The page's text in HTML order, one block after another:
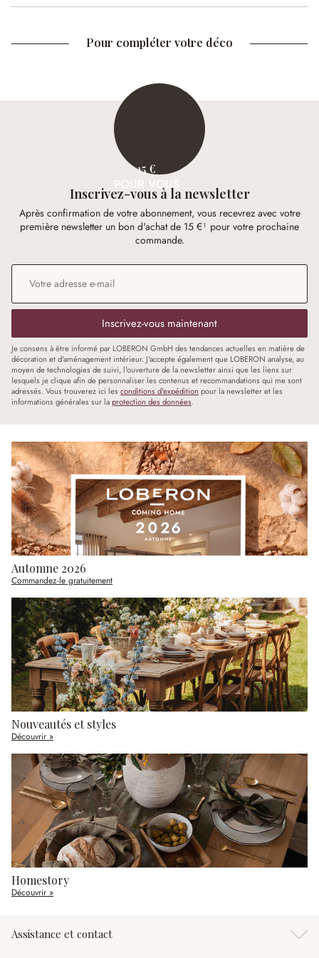
Pour compléter votre déco
15 €
POUR VOUS
Inscrivez-vous à la newsletter
Après confirmation de votre abonnement, vous recevrez avec votre
première newsletter un bon d'achat de 15 €¹ pour votre prochaine
commande.
Adresse e-mail
Inscrivez-vous maintenant
Je consens à être informé par LOBERON GmbH des tendances actuelles en matière de
décoration et d'aménagement intérieur. J'accepte également que LOBERON analyse, au
moyen de technologies de suivi, l'ouverture de la newsletter ainsi que les liens sur
lesquels je clique afin de personnaliser les contenus et recommandations qui me sont
adressés. Vous trouverez ici les conditions d'expédition pour la newsletter et les
informations générales sur laprotection des données.
Automne 2026
Commandez-le gratuitement
Nouveautés et styles
Découvrir »
Homestory
Découvrir »
Assistance et contact